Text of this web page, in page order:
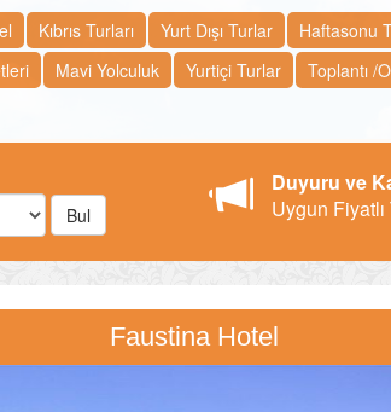
Kıbrıs Turları Yurt Dışı Turlar Haftasonu
Mavi Yolculuk Yurtiçi Turlar Toplantı /
Bul
Duyuru ve
Uygun
Faustina Hotel